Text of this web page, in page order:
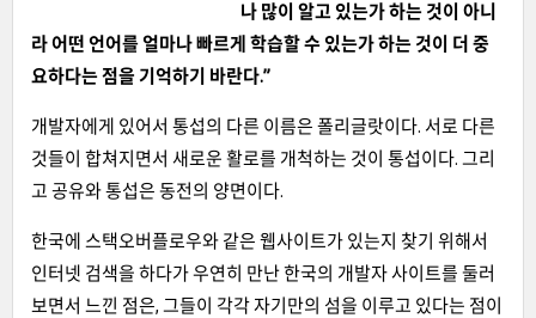
나 많이 알고 있는가 하는 것이 아니
라 어떤 언어를 얼마나 빠르게 학습할 수 있는가 하는 것이 더 중
요하다는 점을 기억하기 바란다.”
개발자에게 있어서 통섭의 다른 이름은 폴리글랏이다. 서로 다른
것들이 합쳐지면서 새로운 활로를 개척하는 것이 통섭이다. 그리
고 공유와 통섭은 동전의 양면이다.
한국에 스택오버플로우와 같은 웹사이트가 있는지 찾기 위해서
인터넷 검색을 하다가 우연히 만난 한국의 개발자 사이트를 둘러
보면서 느낀 점은, 그들이 각각 자기만의 섬을 이루고 있다는 점이